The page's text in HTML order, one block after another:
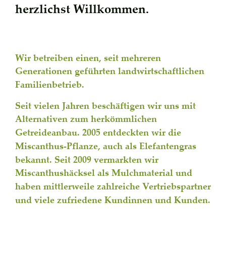
herzlichst Willkommen.
Wir betreiben einen, seit mehreren
Generationen geführten landwirtschaftlichen
Familienbetrieb.
Seit vielen Jahren beschäftigen wir uns mit
Alternativen zum herkömmlichen
Getreideanbau. 2005 entdeckten wir die
Miscanthus-Pflanze, auch als Elefantengras
bekannt. Seit 2009 vermarkten wir
Miscanthushäcksel als Mulchmaterial und
haben mittlerweile zahlreiche Vertriebspartner
und viele zufriedene Kundinnen und Kunden.